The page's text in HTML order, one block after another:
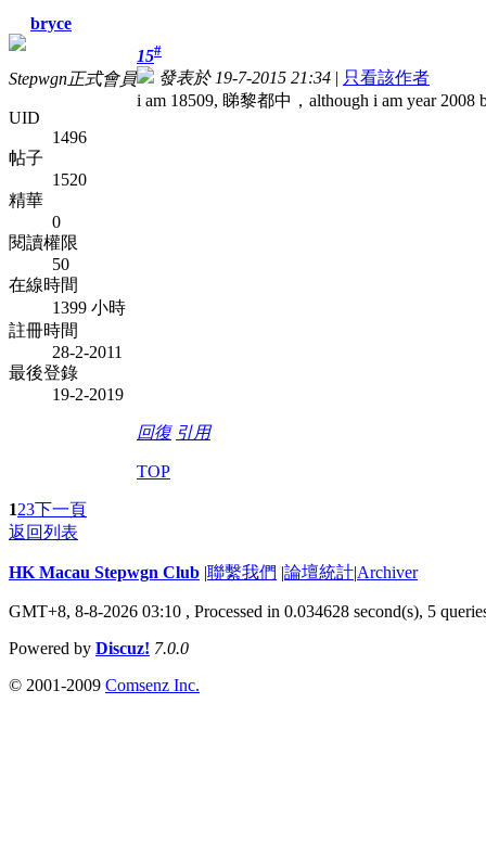
bryce
Stepwgn正式會員
UID
1496
帖子
1520
精華
0
閱讀權限
50
在線時間
1399 小時
註冊時間
28-2-2011
最後登錄
19-2-2019
15#
發表於 19-7-2015 21:34 | 只看該作者
i am 18509, 睇黎都中，although i am year 2008
回復 引用
TOP
123下一頁
返回列表
HK Macau Stepwgn Club |聯繫我們 |論壇統計|Archiver
GMT+8, 8-8-2026 03:10 , Processed in 0.034628 second(s), 5
Powered by Discuz! 7.0.0
© 2001-2009 Comsenz Inc.